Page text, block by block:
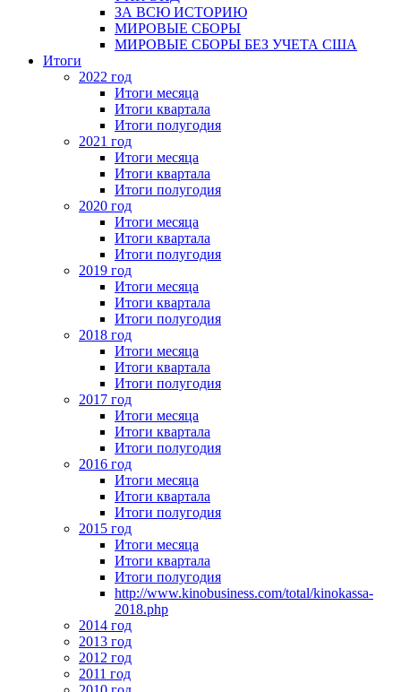
ЗА ВСЮ ИСТОРИЮ
МИРОВЫЕ СБОРЫ
МИРОВЫЕ СБОРЫ БЕЗ УЧЕТА США
Итоги
2022 год
Итоги месяца
Итоги квартала
Итоги полугодия
2021 год
Итоги месяца
Итоги квартала
Итоги полугодия
2020 год
Итоги месяца
Итоги квартала
Итоги полугодия
2019 год
Итоги месяца
Итоги квартала
Итоги полугодия
2018 год
Итоги месяца
Итоги квартала
Итоги полугодия
2017 год
Итоги месяца
Итоги квартала
Итоги полугодия
2016 год
Итоги месяца
Итоги квартала
Итоги полугодия
2015 год
Итоги месяца
Итоги квартала
Итоги полугодия
http://www.kinobusiness.com/total/kinokassa-
2018.php
2014 год
2013 год
2012 год
2011 год